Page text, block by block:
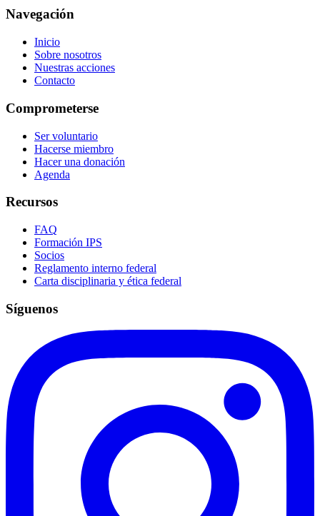
Navegación
Inicio
Sobre nosotros
Nuestras acciones
Contacto
Comprometerse
Ser voluntario
Hacerse miembro
Hacer una donación
Agenda
Recursos
FAQ
Formación IPS
Socios
Reglamento interno federal
Carta disciplinaria y ética federal
Síguenos